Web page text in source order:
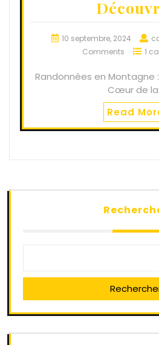
10 septembre, 2024
Comments
1
Randonnées en Montagne
Cœur de
Read